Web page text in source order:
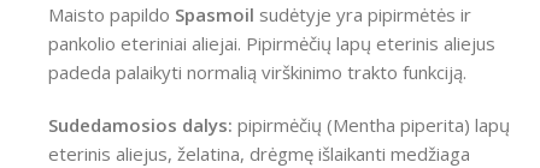
Maisto papildo Spasmoil sudėtyje yra pipirmėtės ir
pankolio eteriniai aliejai. Pipirmėčių lapų eterinis aliejus
padeda palaikyti normalią virškinimo trakto funkciją.
Sudedamosios dalys: pipirmėčių (Mentha piperita) lapų
eterinis aliejus, želatina, drėgmę išlaikanti medžiaga